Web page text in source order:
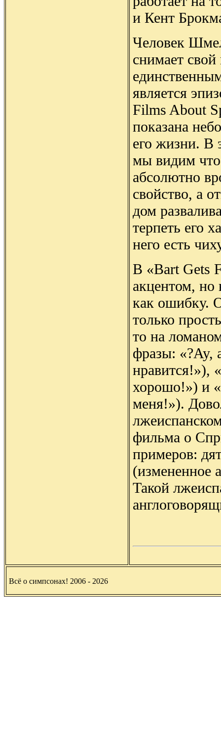
и Кент
Человек
снимает
является
Films About
показана
его жизни. В
мы видим
абсолютно
свойство, а
дом
терпеть его
него есть
В «Bart Gets
акцентом, но
как ошибку.
только
то на
фразы: «?Ay,
нравится!»),
хорошо!») и
меня!»).
фильма о
примеров:
(измененное
Такой
Всё о симпсонах! 2006 - 2026